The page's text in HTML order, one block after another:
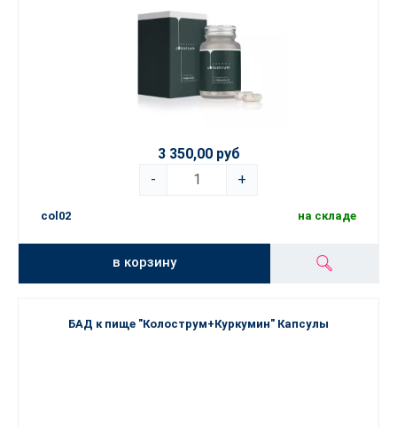
3 350,00 руб
-
+
col02 на складе
в корзину
БАД к пище "Колострум+Куркумин" Капсулы